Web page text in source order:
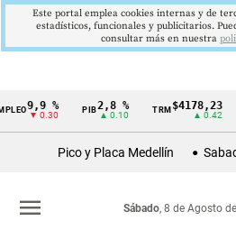
Cintillo
Colombia
%
0.30
PIB 2,8 %
▲ 0.10
TRM $4178,23
▲ 0.42
IPC
Pico y Placa Medellín
Sábado, 8 de Agosto
menu
Este portal emplea cookies internas y de
estadísticos, funcionales y publicitarios.
consultar más en nuestra